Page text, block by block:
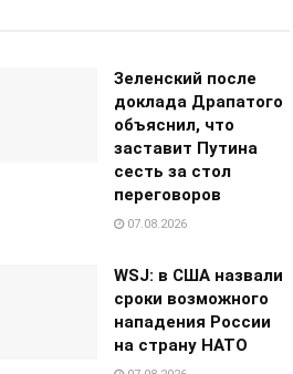
Зеленский после
доклада Драпатого
объяснил, что
заставит Путина
сесть за стол
переговоров
07.08.2026
WSJ: в США назвали
сроки возможного
нападения России
на страну НАТО